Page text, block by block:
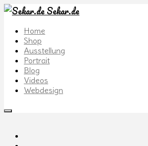
Sekar.de
Home
Shop
Ausstellung
Portrait
Blog
Videos
Webdesign